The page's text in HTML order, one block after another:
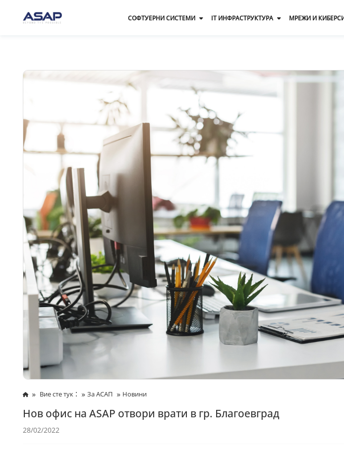
СОФТУЕРНИ СИСТЕМИ IT ИНФРАСТРУКТУРА МРЕЖИ И
Вие сте тук: За АСАП Новини
Нов офис на ASAP отвори врати в гр. Благоевград
28/02/2022